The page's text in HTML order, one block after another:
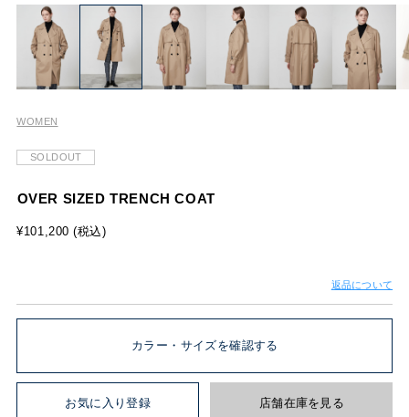
WOMEN
SOLDOUT
OVER SIZED TRENCH COAT
¥101,200 (税込)
返品について
カラー・サイズを確認する
お気に入り登録 店舗在庫を見る